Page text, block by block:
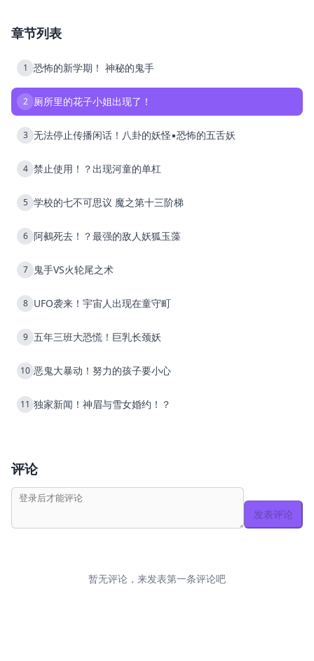
章节列表
1 恐怖的新学期！ 神秘的鬼手
2 厕所里的花子小姐出现了！
3 无法停止传播闲话！八卦的妖怪▪恐怖的五舌妖
4 禁止使用！？出现河童的单杠
5 学校的七不可思议 魔之第十三阶梯
6 阿鵺死去！？最强的敌人妖狐玉藻
7 鬼手VS火轮尾之术
8 UFO袭来！宇宙人出现在童守町
9 五年三班大恐慌！巨乳长颈妖
10 恶鬼大暴动！努力的孩子要小心
11 独家新闻！神眉与雪女婚约！？
评论
发表评论
暂无评论，来发表第一条评论吧